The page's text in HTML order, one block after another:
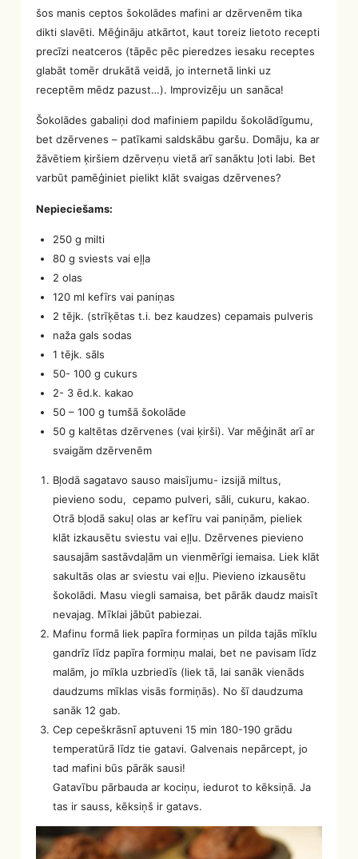
šos manis ceptos šokolādes mafini ar dzērvenēm tika
dikti slavēti. Mēģināju atkārtot, kaut toreiz lietoto recepti
precīzi neatceros (tāpēc pēc pieredzes iesaku receptes
glabāt tomēr drukātā veidā, jo internetā linki uz
receptēm mēdz pazust…). Improvizēju un sanāca!
Šokolādes gabaliņi dod mafiniem papildu šokolādīgumu,
bet dzērvenes – patīkami saldskābu garšu. Domāju, ka ar
žāvētiem ķiršiem dzērveņu vietā arī sanāktu ļoti labi. Bet
varbūt pamēģiniet pielikt klāt svaigas dzērvenes?
Nepieciešams:
250 g milti
80 g sviests vai eļļa
2 olas
120 ml kefīrs vai paniņas
2 tējk. (strīķētas t.i. bez kaudzes) cepamais pulveris
naža gals sodas
1 tējk. sāls
50- 100 g cukurs
2- 3 ēd.k. kakao
50 – 100 g tumšā šokolāde
50 g kaltētas dzērvenes (vai ķirši). Var mēģināt arī ar
svaigām dzērvenēm
Bļodā sagatavo sauso maisījumu- izsijā miltus,
pievieno sodu, cepamo pulveri, sāli, cukuru, kakao.
Otrā bļodā sakuļ olas ar kefīru vai paniņām, pieliek
klāt izkausētu sviestu vai eļļu. Dzērvenes pievieno
sausajām sastāvdaļām un vienmērīgi iemaisa. Liek klāt
sakultās olas ar sviestu vai eļļu. Pievieno izkausētu
šokolādi. Masu viegli samaisa, bet pārāk daudz maisīt
nevajag. Mīklai jābūt pabiezai.
Mafinu formā liek papīra formiņas un pilda tajās mīklu
gandrīz līdz papīra formiņu malai, bet ne pavisam līdz
malām, jo mīkla uzbriedīs (liek tā, lai sanāk vienāds
daudzums mīklas visās formiņās). No šī daudzuma
sanāk 12 gab.
Cep cepeškrāsnī aptuveni 15 min 180-190 grādu
temperatūrā līdz tie gatavi. Galvenais nepārcept, jo
tad mafini būs pārāk sausi!
Gatavību pārbauda ar kociņu, iedurot to kēksiņā. Ja
tas ir sauss, kēksiņš ir gatavs.